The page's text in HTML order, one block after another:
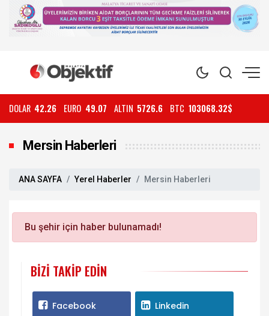
DOLAR 42.26 EURO 49.07 ALTIN 5726.6 BTC 103068.32$
Mersin Haberleri
ANA SAYFA Yerel Haberler Mersin Haberleri
Bu şehir için haber bulunamadı!
BIZI TAKIP EDIN
Facebook Linkedin